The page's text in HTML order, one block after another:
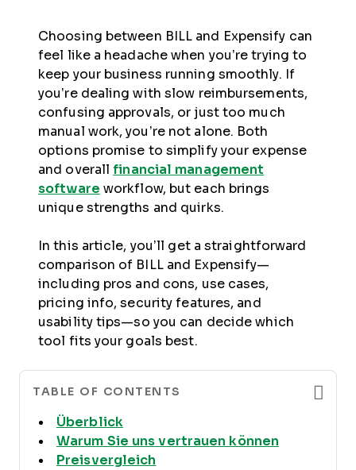
Choosing between BILL and Expensify can
feel like a headache when you’re trying to
keep your business running smoothly. If
you’re dealing with slow reimbursements,
confusing approvals, or just too much
manual work, you’re not alone. Both
options promise to simplify your expense
and overall financial management
software workflow, but each brings
unique strengths and quirks.
In this article, you’ll get a straightforward
comparison of BILL and Expensify—
including pros and cons, use cases,
pricing info, security features, and
usability tips—so you can decide which
tool fits your goals best.
TABLE OF CONTENTS
Überblick
Warum Sie uns vertrauen können
Preisvergleich